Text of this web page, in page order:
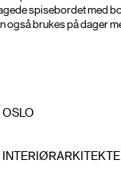
spisebordet med
også brukes på dager